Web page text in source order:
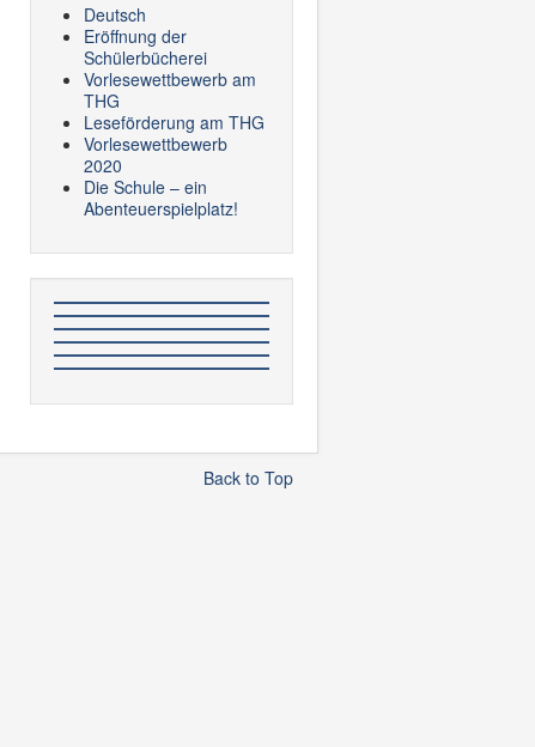
Deutsch
Eröffnung der
Schülerbücherei
Vorlesewettbewerb am
THG
Leseförderung am THG
Vorlesewettbewerb
2020
Die Schule – ein
Abenteuerspielplatz!
Back to Top